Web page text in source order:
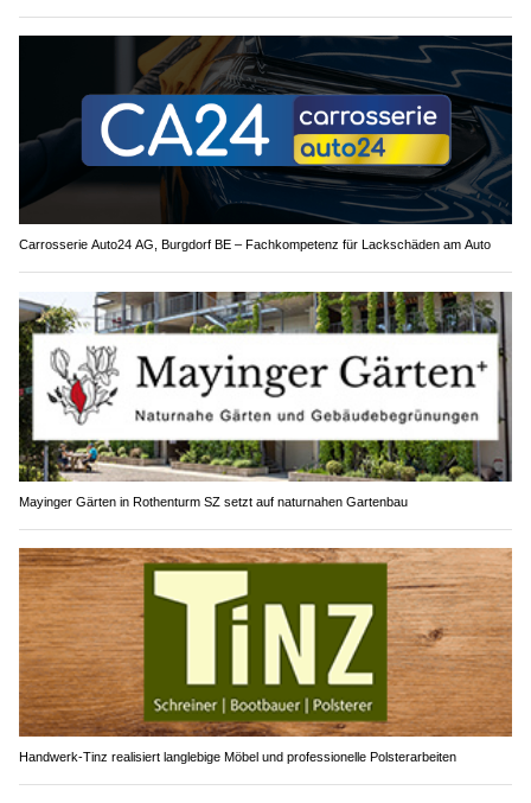
Carrosserie Auto24 AG, Burgdorf BE – Fachkompetenz für Lackschäden am Auto
Mayinger Gärten in Rothenturm SZ setzt auf naturnahen Gartenbau
Handwerk-Tinz realisiert langlebige Möbel und professionelle Polsterarbeiten